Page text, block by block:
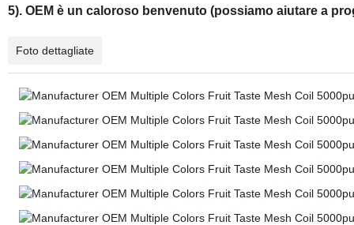
5). OEM è un caloroso benvenuto (possiamo aiutare a
Foto dettagliate